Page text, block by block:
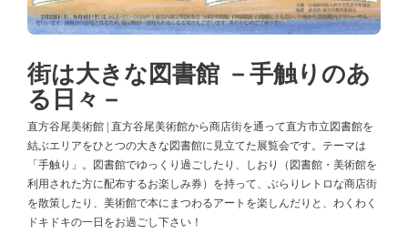
街は大きな図書館 －手触りのあ
る日々－
直方谷尾美術館 | 直方谷尾美術館から商店街を通って直方市立図書館を
結ぶエリアをひとつの大きな図書館に見立てた展覧会です。テーマは
「手触り」。図書館でゆっくり過ごしたり、しおり（図書館・美術館を
利用された方に配布するお楽しみ券）を持って、ぶらりレトロな商店街
を散策したり、美術館で本にまつわるアートを楽しんだりと、わくわく
ドキドキの一日をお過ごし下さい！